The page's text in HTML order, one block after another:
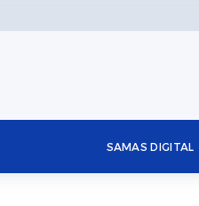
SAMAS DIGITAL